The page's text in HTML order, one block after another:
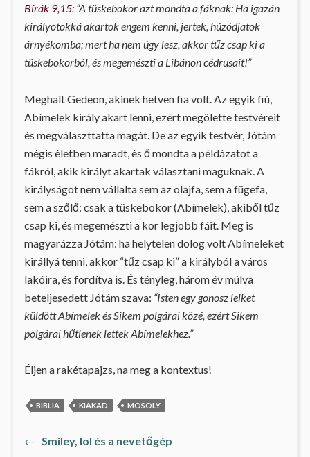
Bírák 9,15: “A tüskebokor azt mondta a fáknak: Ha igazán
királyotokká akartok engem kenni, jertek, húzódjatok
árnyékomba; mert ha nem úgy lesz, akkor tűz csap ki a
tüskebokorból, és megemészti a Libánon cédrusait!”
Meghalt Gedeon, akinek hetven fia volt. Az egyik fiú,
Abímelek király akart lenni, ezért megölette testvéreit
és megválaszttatta magát. De az egyik testvér, Jótám
mégis életben maradt, és ő mondta a példázatot a
fákról, akik királyt akartak választani maguknak. A
királyságot nem vállalta sem az olajfa, sem a fügefa,
sem a szőlő: csak a tüskebokor (Abímelek), akiből tűz
csap ki, és megemészti a kor legjobb fáit. Meg is
magyarázza Jótám: ha helytelen dolog volt Abímeleket
királlyá tenni, akkor “tűz csap ki” a királyból a város
lakóira, és fordítva is. És tényleg, három év múlva
beteljesedett Jótám szava: “Isten egy gonosz lelket
küldött Abímelek és Sikem polgárai közé, ezért Sikem
polgárai hűtlenek lettek Abímelekhez.”
Éljen a rakétapajzs, na meg a kontextus!
BIBLIA KIAKAD MOSOLY
Bejegyzés
←
Previous
Smiley, lol és a nevetőgép